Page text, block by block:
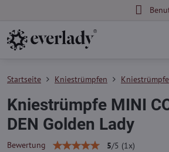
Startseite Kniestrümpfen
Kniestrümpfe MINI
DEN Golden Lady
Bewertung 5/5 (1 x)